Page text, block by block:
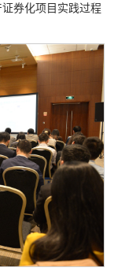
券化项目实践过程